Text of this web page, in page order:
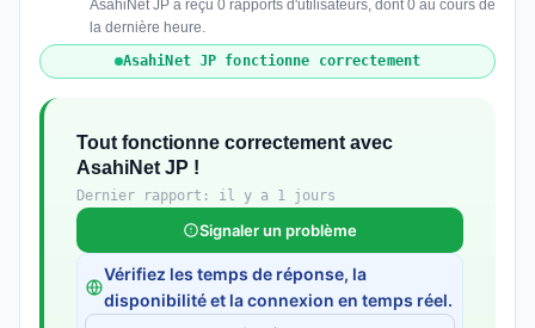
AsahiNet JP a reçu 0 rapports d'utilisateurs, dont 0 au cours de
la dernière heure.
AsahiNet JP fonctionne correctement
Tout fonctionne correctement avec
AsahiNet JP !
Dernier rapport: il y a 1 jours
Signaler un problème
Vérifiez les temps de réponse, la
disponibilité et la connexion en temps réel.